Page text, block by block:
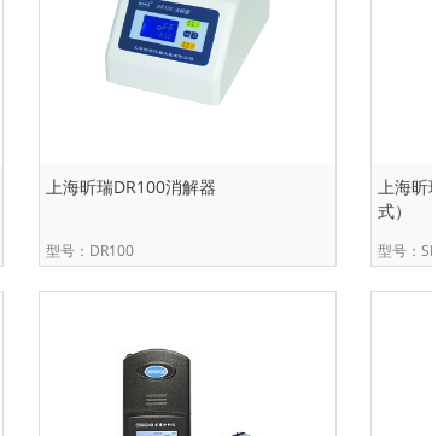
上海昕瑞DR100消解器
型号：DR100
上海
式）
型号：